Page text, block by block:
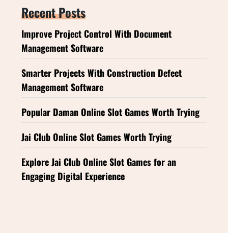
Recent Posts
Improve Project Control With Document
Management Software
Smarter Projects With Construction Defect
Management Software
Popular Daman Online Slot Games Worth Trying
Jai Club Online Slot Games Worth Trying
Explore Jai Club Online Slot Games for an
Engaging Digital Experience